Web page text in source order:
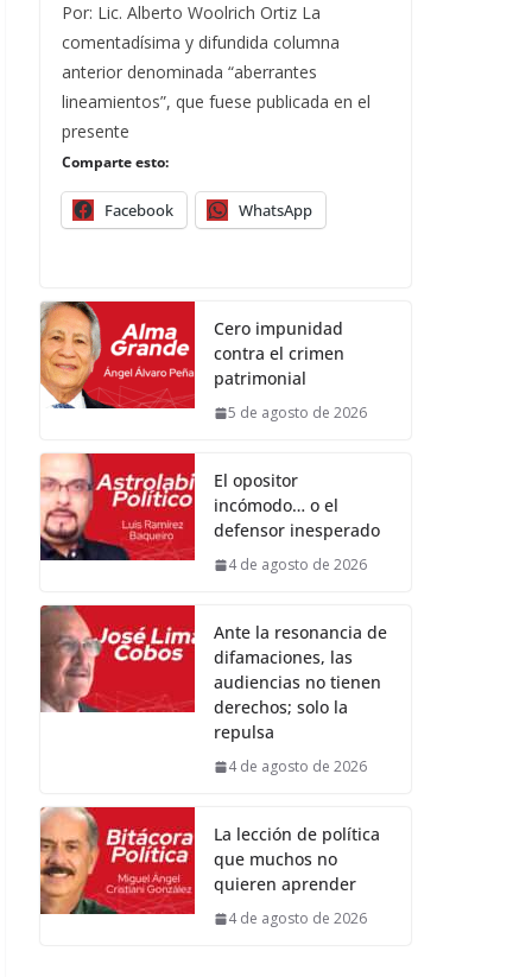
Por: Lic. Alberto Woolrich Ortiz La
comentadísima y difundida columna
anterior denominada “aberrantes
lineamientos”, que fuese publicada en el
presente
Comparte esto:
Facebook WhatsApp
Cero impunidad
contra el crimen
patrimonial
5 de agosto de 2026
El opositor
incómodo… o el
defensor inesperado
4 de agosto de 2026
Ante la resonancia de
difamaciones, las
audiencias no tienen
derechos; solo la
repulsa
4 de agosto de 2026
La lección de política
que muchos no
quieren aprender
4 de agosto de 2026